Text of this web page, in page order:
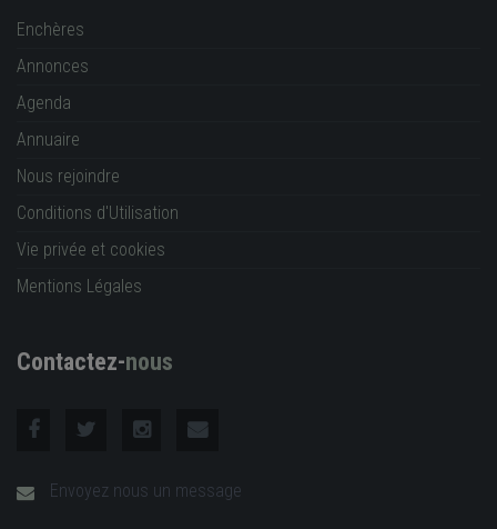
Enchères
Annonces
Agenda
Annuaire
Nous rejoindre
Conditions d'Utilisation
Vie privée et cookies
Mentions Légales
Contactez-nous
Envoyez nous un message